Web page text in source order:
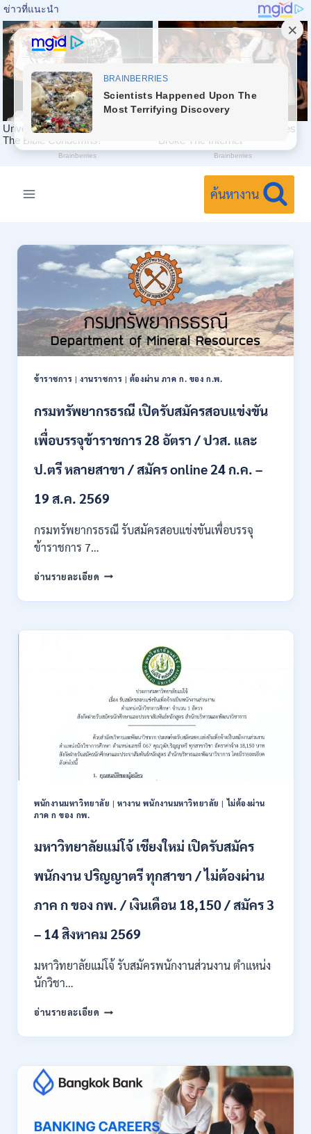
ค้นหางาน
ข้าราชการ |งานราชการ | ต้องผ่าน ภาค ก. ของ ก.พ.
กรมทรัพยากรธรณี เปิดรับสมัครสอบแข่งขัน
เพื่อบรรจุข้าราชการ 28 อัตรา / ปวส. และ
ป.ตรี หลายสาขา / สมัคร online 24 ก.ค. –
19 ส.ค. 2569
กรมทรัพยากรธรณี รับสมัครสอบแข่งขันเพื่อบรรจุ
ข้าราชการ 7…
อ่านรายละเอียด กรม
เปิด
สมัคร
ข้าราชการ
28
/
ปวส.
ป.ตรี
สาขา
สมัคร
ONLINE
ก.ค.
19
2569
พนักงานมหาวิทยาลัย |หางาน พนักงานมหาวิทยาลัย |ไม่ต้องผ่าน
ภาค ก ของ กพ.
มหาวิทยาลัยแม่โจ้ เชียงใหม่ เปิดรับสมัคร
พนักงาน ปริญญาตรี ทุกสาขา / ไม่ต้องผ่าน
ภาค ก ของ กพ. / เงินเดือน 18,150 / สมัคร 3
– 14 สิงหาคม 2569
มหาวิทยาลัยแม่โจ้ รับสมัครพนักงานส่วนงาน ตำแหน่ง
นักวิชา…
อ่านรายละเอียด มหาวิทยาลัย
โจ้
เปิด
รับ
สมัคร
ปริญญา